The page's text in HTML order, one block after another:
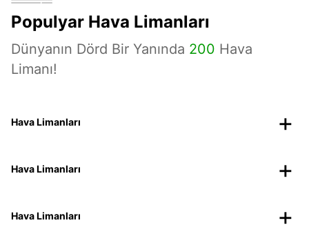
Populyar Hava Limanları
Dünyanın Dörd Bir Yanında 200 Hava
Limanı!
Hava Limanları
Hava Limanları
Hava Limanları